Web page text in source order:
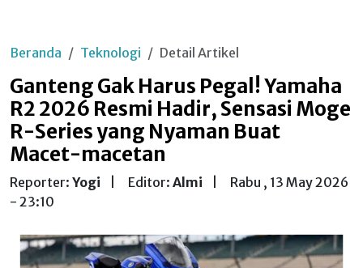
Beranda Teknologi Detail Artikel
Ganteng Gak Harus Pegal! Yamaha
R2 2026 Resmi Hadir, Sensasi Moge
R-Series yang Nyaman Buat
Macet-macetan
Reporter: Yogi Editor: Almi
Rabu , 13 May 2026
- 23:10